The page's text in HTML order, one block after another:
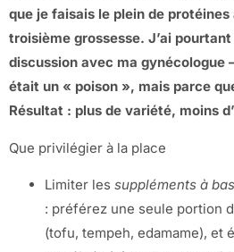
que je faisais le plein de protéines
troisième grossesse. J’ai
discussion avec ma gynécologue
était un « poison », mais parce
Résultat : plus de variété, moins
Que privilégier à la place
Limiter les suppléments à
: préférez une seule portion
(tofu, tempeh, edamame), et